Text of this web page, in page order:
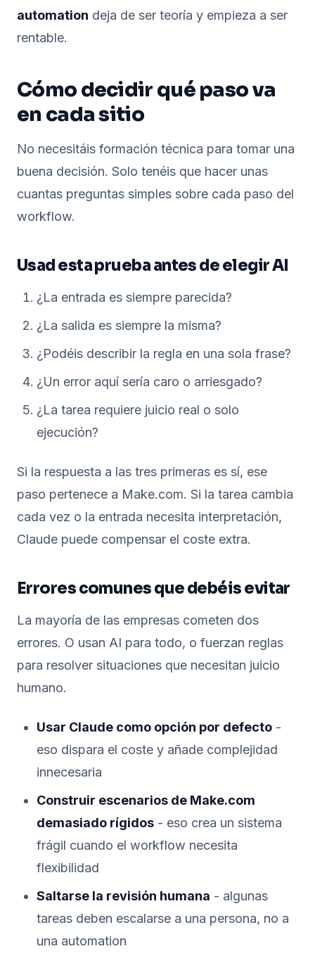
automation deja de ser teoría y empieza a ser
rentable.
Cómo decidir qué paso va
en cada sitio
No necesitáis formación técnica para tomar una
buena decisión. Solo tenéis que hacer unas
cuantas preguntas simples sobre cada paso del
workflow.
Usad esta prueba antes de elegir AI
¿La entrada es siempre parecida?
¿La salida es siempre la misma?
¿Podéis describir la regla en una sola frase?
¿Un error aquí sería caro o arriesgado?
¿La tarea requiere juicio real o solo
ejecución?
Si la respuesta a las tres primeras es sí, ese
paso pertenece a Make.com. Si la tarea cambia
cada vez o la entrada necesita interpretación,
Claude puede compensar el coste extra.
Errores comunes que debéis evitar
La mayoría de las empresas cometen dos
errores. O usan AI para todo, o fuerzan reglas
para resolver situaciones que necesitan juicio
humano.
Usar Claude como opción por defecto -
eso dispara el coste y añade complejidad
innecesaria
Construir escenarios de Make.com
demasiado rígidos - eso crea un sistema
frágil cuando el workflow necesita
flexibilidad
Saltarse la revisión humana - algunas
tareas deben escalarse a una persona, no a
una automation